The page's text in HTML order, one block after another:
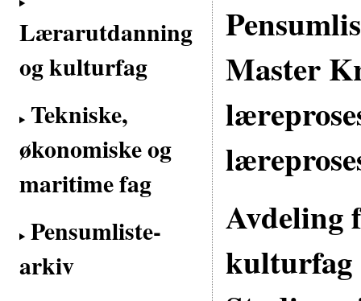
Lærarutdanning
og kulturfag
Tekniske,
økonomiske og
maritime fag
Pensumliste-
arkiv
Master
Avdeling
kulturfag